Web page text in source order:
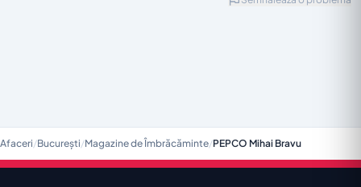
Afaceri/București/Magazine de Îmbrăcăminte/PEPCO Mihai Bravu